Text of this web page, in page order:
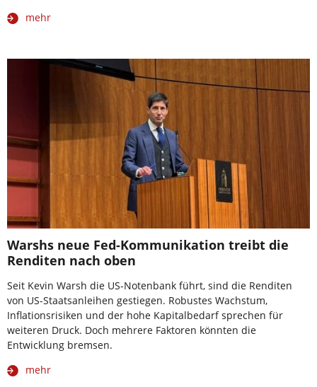
mehr
Warshs neue Fed-Kommunikation treibt die
Renditen nach oben
Seit Kevin Warsh die US-Notenbank führt, sind die Renditen
von US-Staatsanleihen gestiegen. Robustes Wachstum,
Inflationsrisiken und der hohe Kapitalbedarf sprechen für
weiteren Druck. Doch mehrere Faktoren könnten die
Entwicklung bremsen.
mehr